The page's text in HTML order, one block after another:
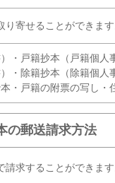
寄せることができます
・戸籍抄本（戸籍個人
・除籍抄本（除籍個人
・戸籍の附票の写し・
の郵送請求方法
求することができます